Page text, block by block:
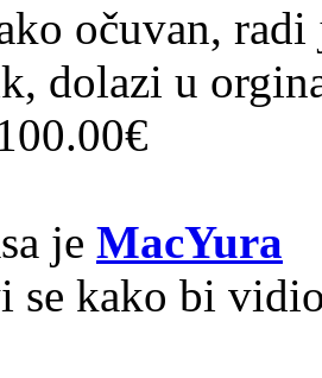
očuvan,
dolazi u
je MacYura
se kako bi